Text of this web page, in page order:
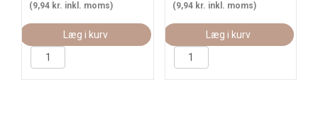
(9,94 kr. inkl. moms)
Læg i kurv
(9,94 kr. inkl. moms)
Læg i kurv